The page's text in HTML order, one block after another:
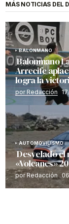
MÁS NOTICIAS DEL
BALONMANO
Balonmano
Arrecife
logra la
por Redacción
AUTOMOVILISMO
Desvelado el
«Volcanes»
por Redacción